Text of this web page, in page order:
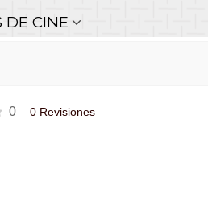
DE CINE
0 0 Revisiones